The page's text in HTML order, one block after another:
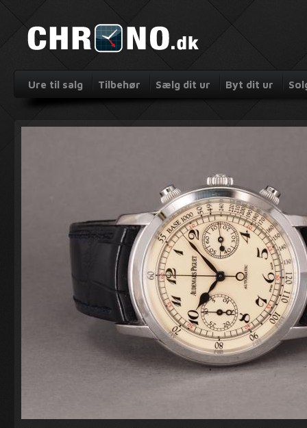
Ure til salg Tilbehør Sælg dit ur Byt dit ur